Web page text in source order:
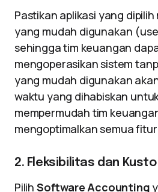
Pastikan aplikasi yang
yang mudah digunakan
sehingga tim keuangan
mengoperasikan sistem
yang mudah digunakan
waktu yang dihabiskan
mempermudah tim
mengoptimalkan semua
2. Fleksibilitas dan
Pilih Software Accounting